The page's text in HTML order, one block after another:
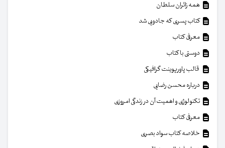
همه زائران سلطان
کتاب پسری که جادویی شد
معرفی کتاب
دوستی با کتاب
قالب پاورپوینت گرافیکی
درباره محسن رضایی
تکنولوژی و اهمیت آن در زندگی امروزی
معرفی کتاب
خلاصه کتاب سواد بصری